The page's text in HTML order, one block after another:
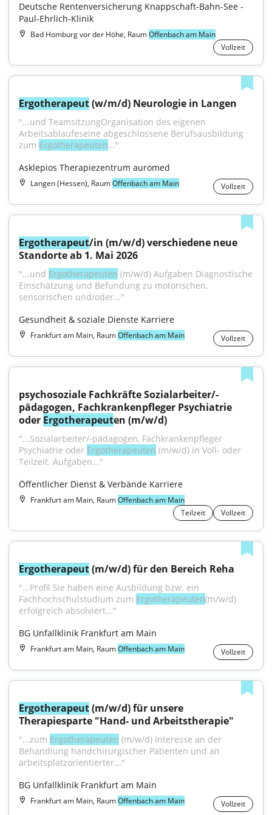
Deutsche Rentenversicherung Knappschaft-Bahn-See -
Paul-Ehrlich-Klinik
Bad Homburg vor der Höhe, RaumOffenbach am Main
Vollzeit
Ergotherapeut (w/m/d) Neurologie in Langen
"...und TeamsitzungOrganisation des eigenen
Arbeitsablaufeseine abgeschlossene Berufsausbildung
zum Ergotherapeuten..."
Asklepios Therapiezentrum auromed
Langen (Hessen), RaumOffenbach am Main Vollzeit
Ergotherapeut/in (m/w/d) verschiedene neue
Standorte ab 1. Mai 2026
"...und Ergotherapeuten (m/w/d) Aufgaben Diagnostische
Einschätzung und Befundung zu motorischen,
sensorischen und/oder..."
Gesundheit & soziale Dienste Karriere
Frankfurt am Main, RaumOffenbach am Main Vollzeit
psychosoziale Fachkräfte Sozialarbeiter/-
pädagogen, Fachkrankenpfleger Psychiatrie
oder Ergotherapeuten (m/w/d)
"...Sozialarbeiter/-pädagogen, Fachkrankenpfleger
Psychiatrie oder Ergotherapeuten (m/w/d) in Voll- oder
Teilzeit. Aufgaben..."
Öffentlicher Dienst & Verbände Karriere
Frankfurt am Main, RaumOffenbach am Main
Teilzeit
Vollzeit
Ergotherapeut (m/w/d) für den Bereich Reha
"...Profil Sie haben eine Ausbildung bzw. ein
Fachhochschulstudium zum Ergotherapeuten(m/w/d)
erfolgreich absolviert..."
BG Unfallklinik Frankfurt am Main
Frankfurt am Main, RaumOffenbach am Main Vollzeit
Ergotherapeut (m/w/d) für unsere
Therapiesparte "Hand- und Arbeitstherapie"
"...zum Ergotherapeuten (m/w/d) Interesse an der
Behandlung handchirurgischer Patienten und an
arbeitsplatzorientierter..."
BG Unfallklinik Frankfurt am Main
Frankfurt am Main, RaumOffenbach am Main Vollzeit